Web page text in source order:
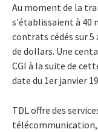
Au moment de la
s'établissaient à 40
contrats cédés sur
de dollars. Une
CGI à la suite de
date du 1er janvier
TDL offre des